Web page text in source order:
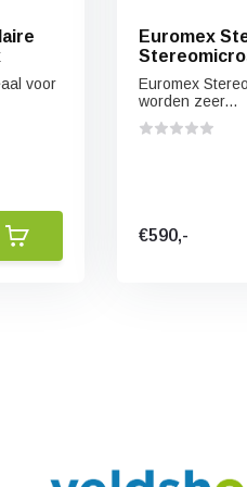
voor
Euromex
7x/45x
Euromex
worden zeer...
€590,-